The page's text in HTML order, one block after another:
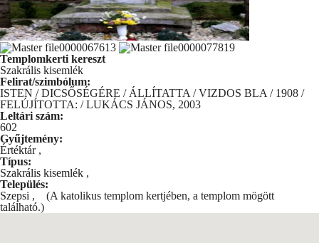
Templomkerti kereszt
Szakrális kisemlék
Felirat/szimbólum:
ISTEN / DICSŐSÉGÉRE / ÁLLÍTATTA / VIZDOS BLA / 1908 /
FELÚJÍTOTTA: / LUKÁCS JÁNOS, 2003
Leltári szám:
602
Gyűjtemény:
Értéktár ,
Típus:
Szakrális kisemlék ,
Település:
Szepsi ,
(A katolikus templom kertjében, a templom mögött
található.)